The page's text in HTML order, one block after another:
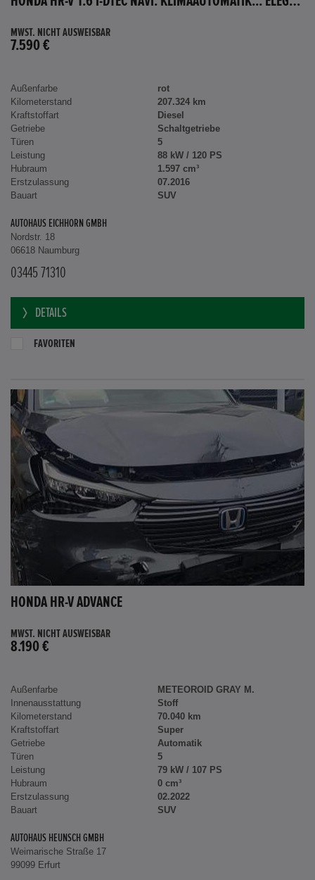
MWST. NICHT AUSWEISBAR
7.590 €
Außenfarbe
rot
Kilometerstand
207.324 km
Kraftstoffart
Diesel
Getriebe
Schaltgetriebe
Türen
5
Leistung
88 kW / 120 PS
Hubraum
1.597 cm³
Erstzulassung
07.2016
Bauart
SUV
AUTOHAUS EICHHORN GMBH
Nordstr. 18
06618 Naumburg
03445 71310
DETAILS
FAVORITEN
HONDA HR-V ADVANCE
MWST. NICHT AUSWEISBAR
8.190 €
Außenfarbe
METEOROID GRAY M.
Innenausstattung
Stoff
Kilometerstand
70.040 km
Kraftstoffart
Super
Getriebe
Automatik
Türen
5
Leistung
79 kW / 107 PS
Hubraum
0 cm³
Erstzulassung
02.2022
Bauart
SUV
AUTOHAUS HEUNSCH GMBH
Weimarische Straße 17
99099 Erfurt